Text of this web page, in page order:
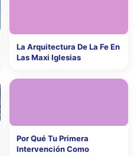
La Arquitectura De La Fe En
Las Maxi Iglesias
Por Qué Tu Primera
Intervención Como